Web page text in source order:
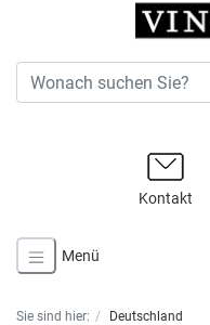
Kontakt
Menü
Sie sind hier: Deutschland